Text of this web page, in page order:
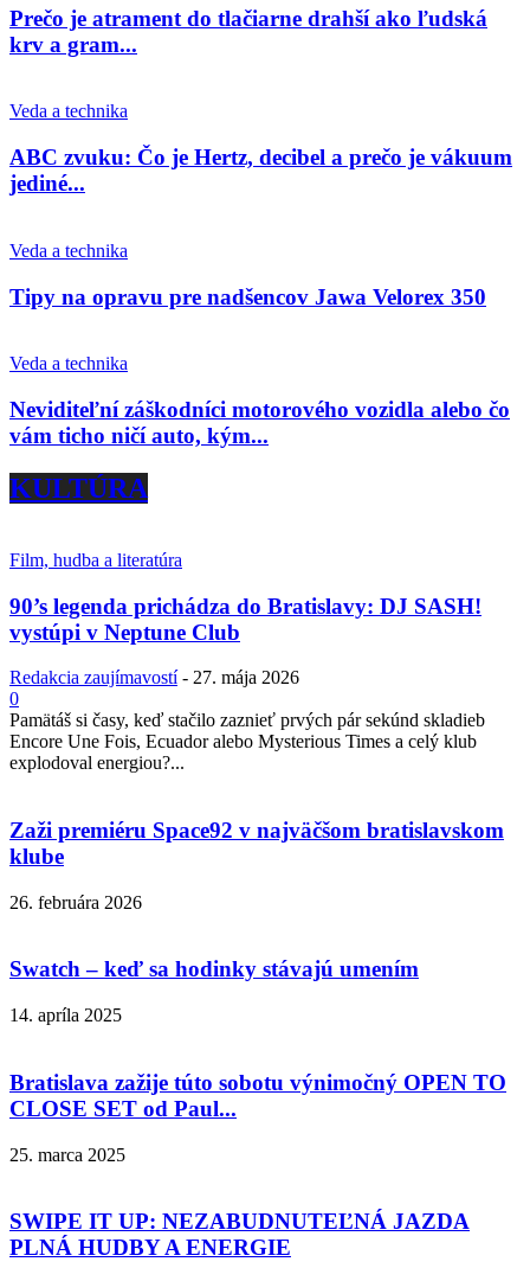
Prečo je atrament do tlačiarne drahší ako ľudská
krv a gram...
Veda a technika
ABC zvuku: Čo je Hertz, decibel a prečo je vákuum
jediné...
Veda a technika
Tipy na opravu pre nadšencov Jawa Velorex 350
Veda a technika
Neviditeľní záškodníci motorového vozidla alebo čo
vám ticho ničí auto, kým...
KULTÚRA
Film, hudba a literatúra
90’s legenda prichádza do Bratislavy: DJ SASH!
vystúpi v Neptune Club
Redakcia zaujímavostí - 27. mája 2026
0
Pamätáš si časy, keď stačilo zaznieť prvých pár sekúnd skladieb
Encore Une Fois, Ecuador alebo Mysterious Times a celý klub
explodoval energiou?...
Zaži premiéru Space92 v najväčšom bratislavskom
klube
26. februára 2026
Swatch – keď sa hodinky stávajú umením
14. apríla 2025
Bratislava zažije túto sobotu výnimočný OPEN TO
CLOSE SET od Paul...
25. marca 2025
SWIPE IT UP: NEZABUDNUTEĽNÁ JAZDA
PLNÁ HUDBY A ENERGIE